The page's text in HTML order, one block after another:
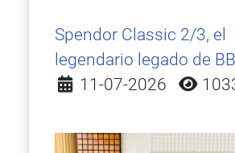
Spendor Classic 2/3, el
legendario legado de
Detalles
11-07-2026